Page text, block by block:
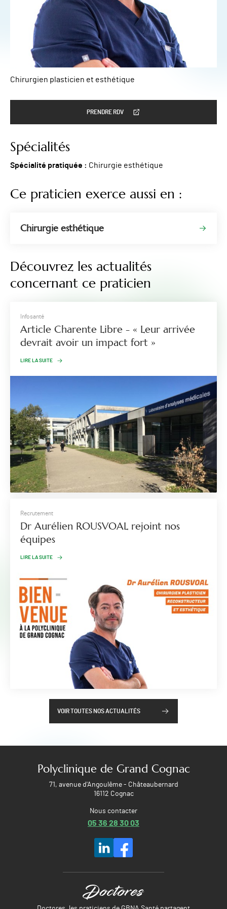
Chirurgien plasticien et esthétique
PRENDRE RDV
Spécialités
Spécialité pratiquée : Chirurgie esthétique
Ce praticien exerce aussi en :
Chirurgie esthétique
Découvrez les actualités
concernant ce praticien
Infosanté
Article Charente Libre - « Leur arrivée
devrait avoir un impact fort »
LIRE LA SUITE
Recrutement
Dr Aurélien ROUSVOAL rejoint nos
équipes
LIRE LA SUITE
VOIR TOUTES NOS ACTUALITÉS
Polyclinique de Grand Cognac
71, avenue d'Angoulême - Châteaubernard
16112 Cognac
Nous contacter
05 36 28 30 03